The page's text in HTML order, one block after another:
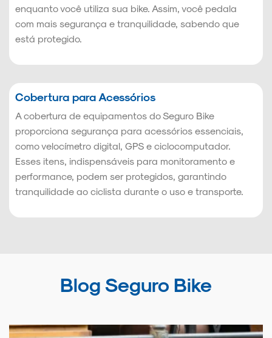
enquanto você utiliza sua bike. Assim, você pedala
com mais segurança e tranquilidade, sabendo que
está protegido.
Cobertura para Acessórios
A cobertura de equipamentos do Seguro Bike
proporciona segurança para acessórios essenciais,
como velocímetro digital, GPS e ciclocomputador.
Esses itens, indispensáveis para monitoramento e
performance, podem ser protegidos, garantindo
tranquilidade ao ciclista durante o uso e transporte.
Blog Seguro Bike